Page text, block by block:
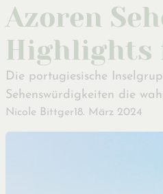
Azoren
Highlights
Die portugiesische
Sehenswürdigkeiten die
Nicole Bittger18. März 2024